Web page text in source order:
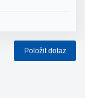
Položit dotaz